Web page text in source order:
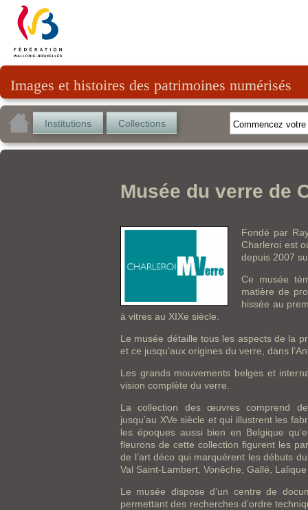
Images et histoires des patrimoines numérisés
Institutions Collections
Musée du verre de
Fondé par
Charleroi est
depuis 2007
Ce musée
matière de
hissée au
à vitres au XIXe siècle.
Le musée détaille tous les aspects de la
et ce jusqu’aux origines du verre, dans
Les grands mouvements belges et
vision complète du verre.
La collection des œuvres comprend
jusqu’au XVe siècle et qui illustrent les
les époques aussi bien en Belgique
fleurons de cette collection figurent les
de l’art déco qui marquèrent les débuts
Val Saint-Lambert, Vonêche, Gallé,
Le musée dispose d’un centre de
permettant des recherches d’ordre